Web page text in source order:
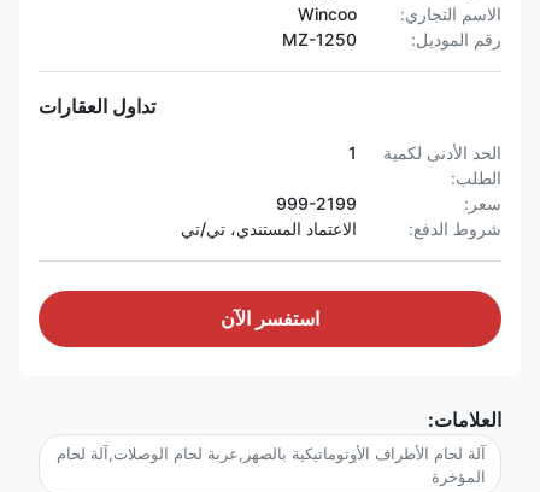
الاسم التجاري:
Wincoo
رقم الموديل:
MZ-1250
تداول العقارات
الحد الأدنى لكمية
الطلب:
1
سعر:
999-2199
شروط الدفع:
الاعتماد المستندي، تي/تي
استفسر الآن
العلامات:
آلة لحام الأطراف الأوتوماتيكية بالصهر,عربة لحام الوصلات,آلة لحام
المؤخرة